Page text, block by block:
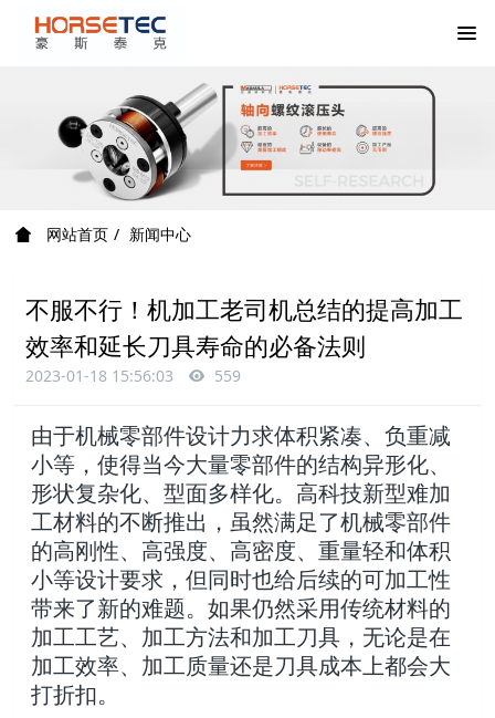
网站首页 新闻中心
不服不行！机加工老司机总结的提高加工
效率和延长刀具寿命的必备法则
2023-01-18 15:56:03 559
由于机械零部件设计力求体积紧凑、负重减
小等，使得当今大量零部件的结构异形化、
形状复杂化、型面多样化。高科技新型难加
工材料的不断推出，虽然满足了机械零部件
的高刚性、高强度、高密度、重量轻和体积
小等设计要求，但同时也给后续的可加工性
带来了新的难题。如果仍然采用传统材料的
加工工艺、加工方法和加工刀具，无论是在
加工效率、加工质量还是刀具成本上都会大
打折扣。